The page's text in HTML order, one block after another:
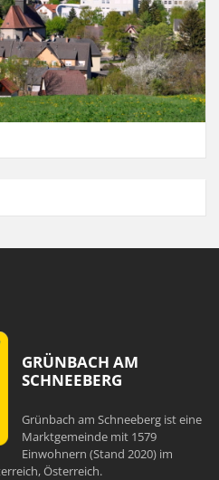
GRÜNBACH AM
SCHNEEBERG
Grünbach am Schneeberg ist eine
Marktgemeinde mit 1579
Einwohnern (Stand 2020) im
Österreich.